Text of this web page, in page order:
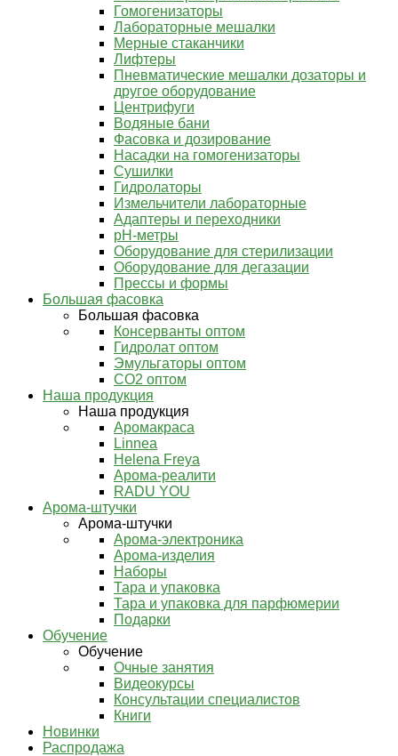
Гомогенизаторы
Лабораторные мешалки
Мерные стаканчики
Лифтеры
Пневматические мешалки дозаторы и
другое оборудование
Центрифуги
Водяные бани
Фасовка и дозирование
Насадки на гомогенизаторы
Сушилки
Гидролаторы
Измельчители лабораторные
Адаптеры и переходники
pH-метры
Оборудование для стерилизации
Оборудование для дегазации
Прессы и формы
Большая фасовка
Большая фасовка
Консерванты оптом
Гидролат оптом
Эмульгаторы оптом
СО2 оптом
Наша продукция
Наша продукция
Аромакраса
Linnea
Helena Freya
Арома-реалити
RADU YOU
Арома-штучки
Арома-штучки
Арома-электроника
Арома-изделия
Наборы
Тара и упаковка
Тара и упаковка для парфюмерии
Подарки
Обучение
Обучение
Очные занятия
Видеокурсы
Консультации специалистов
Книги
Новинки
Распродажа